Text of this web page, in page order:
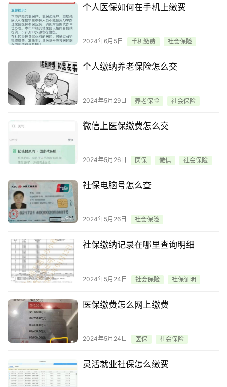
个人医保如何在手机上缴费
2024年6月5日 手机缴费 社会保险
个人缴纳养老保险怎么交
2024年5月29日 养老保险 社会保险
微信上医保缴费怎么交
2024年5月26日 医保 微信 社会保险
社保电脑号怎么查
2024年5月26日 社会保险
社保缴纳记录在哪里查询明细
2024年5月24日 社会保险 社保证明
医保缴费怎么网上缴费
2024年5月24日 医保 社会保险
灵活就业社保怎么缴费